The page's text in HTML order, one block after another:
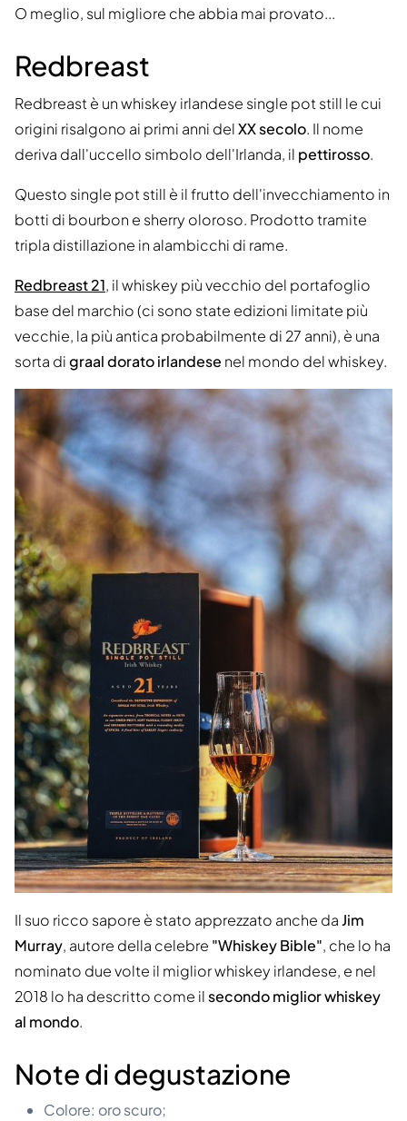
O meglio, sul migliore che abbia mai provato...
Redbreast
Redbreast è un whiskey irlandese single pot still le cui
origini risalgono ai primi anni delXX secolo. Il nome
deriva dall'uccello simbolo dell'Irlanda, il pettirosso.
Questo single pot still è il frutto dell'invecchiamento in
botti di bourbon e sherry oloroso. Prodotto tramite
tripla distillazione in alambicchi di rame.
Redbreast 21, il whiskey più vecchio del portafoglio
base del marchio (ci sono state edizioni limitate più
vecchie, la più antica probabilmente di 27 anni), è una
sorta digraal dorato irlandese nel mondo del whiskey.
Il suo ricco sapore è stato apprezzato anche daJim
Murray, autore della celebre "Whiskey Bible", che lo ha
nominato due volte il miglior whiskey irlandese, e nel
2018 lo ha descritto come ilsecondo miglior whiskey
al mondo.
Note di degustazione
Colore: oro scuro;